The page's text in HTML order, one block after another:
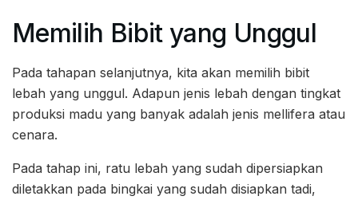
Memilih Bibit yang Unggul
Pada tahapan selanjutnya, kita akan memilih bibit
lebah yang unggul. Adapun jenis lebah dengan tingkat
produksi madu yang banyak adalah jenis mellifera atau
cenara.
Pada tahap ini, ratu lebah yang sudah dipersiapkan
diletakkan pada bingkai yang sudah disiapkan tadi,